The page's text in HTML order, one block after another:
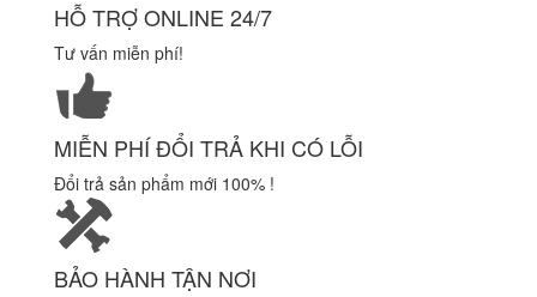
HỖ TRỢ ONLINE 24/7
Tư vấn miễn phí!
MIỄN PHÍ ĐỔI TRẢ KHI CÓ LỖI
Đổi trả sản phẩm mới 100% !
BẢO HÀNH TẬN NƠI